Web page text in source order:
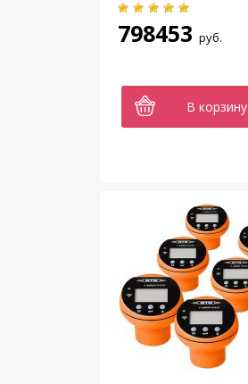
798453 руб.
В корзину